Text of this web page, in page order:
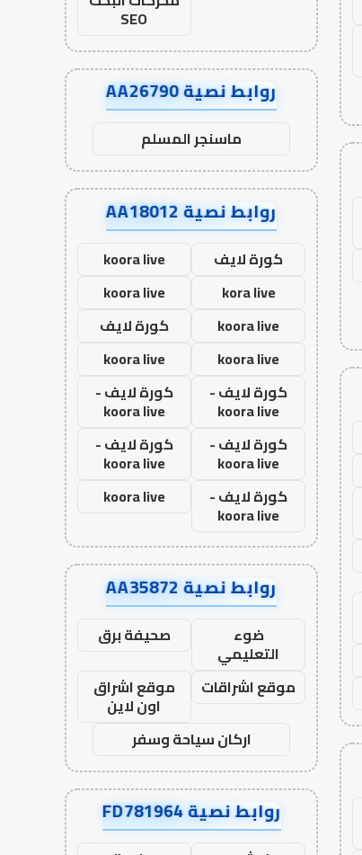
SEO
روابط نصية AA26790
ماسنجر المسلم
روابط نصية AA18012
كورة لايف
koora live
kora live
koora live
koora live
كورة لايف
koora live
koora live
كورة لايف -
koora live
كورة لايف -
koora live
كورة لايف -
koora live
كورة لايف -
koora live
كورة لايف -
koora live
koora live
روابط نصية AA35872
ضوء
التعليمي
صحيفة برق
موقع اشراقات
موقع اشراق
اون لاين
اركان سياحة وسفر
روابط نصية FD781964